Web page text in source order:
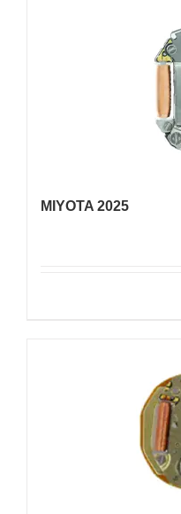
MIYOTA 2025